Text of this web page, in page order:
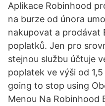
Aplikace Robinhood
na burze od února
nakupovat a prodávat
poplatků. Jen pro
stejnou službu účtuje
poplatek ve výši od
going to stop using
Menou Na Robinhood